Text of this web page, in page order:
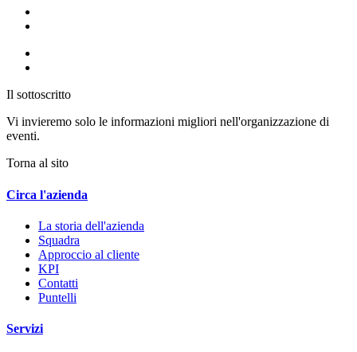
Il sottoscritto
Vi invieremo solo le informazioni migliori nell'organizzazione di
eventi.
Torna al sito
Circa l'azienda
La storia dell'azienda
Squadra
Approccio al cliente
KPI
Contatti
Puntelli
Servizi